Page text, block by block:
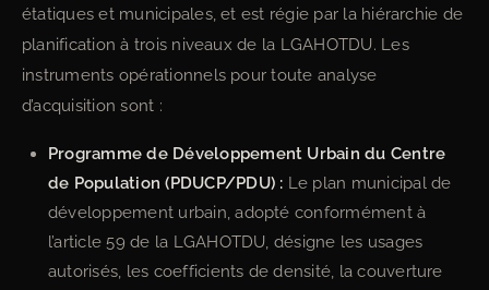
étatiques et municipales, et est régie par la hiérarchie de
planification à trois niveaux de la LGAHOTDU. Les
instruments opérationnels pour toute analyse
d’acquisition sont :
Programme de Développement Urbain du Centre
de Population (PDUCP/PDU) : Le plan municipal de
développement urbain, adopté conformément à
l’article 59 de la LGAHOTDU, désigne les usages
autorisés, les coefficients de densité, la couverture